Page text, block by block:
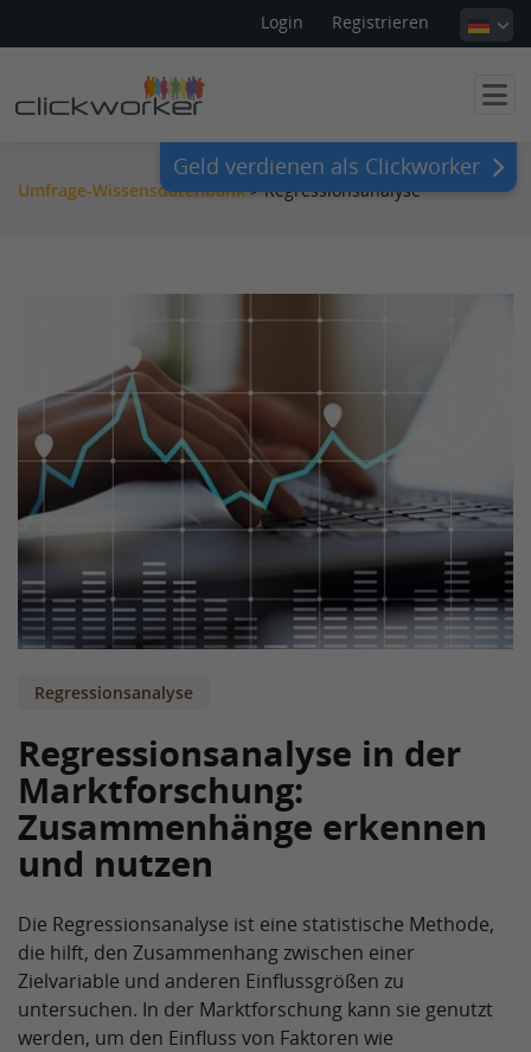
Login Registrieren
Geld verdienen als Clickworker
Umfrage-Wissensdatenbank >Regressionsanalyse
Regressionsanalyse
Regressionsanalyse in der
Marktforschung:
Zusammenhänge erkennen
und nutzen
Die Regressionsanalyse ist eine statistische Methode,
die hilft, den Zusammenhang zwischen einer
Zielvariable und anderen Einflussgrößen zu
untersuchen. In der Marktforschung kann sie genutzt
werden, um den Einfluss von Faktoren wie